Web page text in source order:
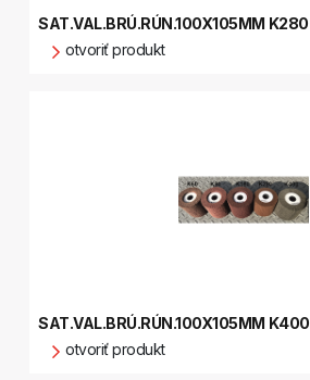
SAT.VAL.BRÚ.RÚN.100X105MM K280
otvoriť produkt
SAT.VAL.BRÚ.RÚN.100X105MM K400
otvoriť produkt